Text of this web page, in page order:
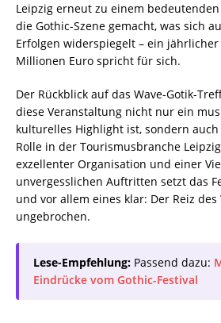
Leipzig erneut zu einem
die Gothic-Szene gemacht, was sich
Erfolgen widerspiegelt – ein
Millionen Euro spricht für sich.
Der Rückblick auf das Wave-Gotik-
diese Veranstaltung nicht nur ein
kulturelles Highlight ist, sondern
Rolle in der Tourismusbranche
exzellenter Organisation und einer
unvergesslichen Auftritten setzt das
und vor allem eines klar: Der Reiz des
ungebrochen.
Lese-Empfehlung: Passend dazu:
Eindrücke vom Gothic-Festival